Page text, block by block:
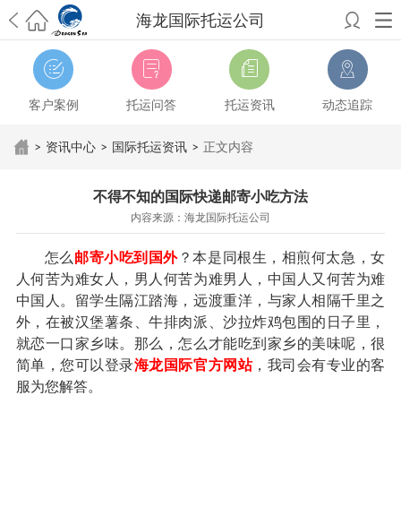
海龙国际托运公司
希望邮寄国际包裹顺利，从广州市国际快递邮寄到新西兰哪个公司好？
澳洲海运搬家回广州报关清关要怎么做？注意事项有哪些？
青岛市国际
搬家服务到美国，搬家公司有哪些搬家方案？大连市国际搬家服务到中
国台湾是一种怎样的体验？有人分享搬家经历吗？
从长沙市国际快递邮
寄到韩国有哪些国际快递方式？用哪种好？
法有哪些？具体怎么操作？ 国际搬家：家具海运到奥克兰怎么样能省
影响国际搬家吗？上海搬家到新西兰旺格雷有点不一样北京私人物品运
输到澳大利亚，移民如何跨国搬家？上海移民搬家到塞浦路斯，国际搬
从秦皇岛市托运到美国从重庆市托运到美国从上海市托运到澳大利亚
张家界市托运到美国 从厦门市托运到美国 从张家界市托运到美国 从南京
市搬家到加拿大从大连市搬家到英国从佛山市搬家到美国 从北京市搬家
到西班牙从广州市搬家到比利时从上海市搬家到意大利
客户案例 托运问答 托运资讯 动态追踪
> 资讯中心 > 国际托运资讯 > 正文内容
不得不知的国际快递邮寄小吃方法
内容来源：海龙国际托运公司
怎么 邮寄小吃到国外？本是同根生，相煎何太急，女
人何苦为难女人，男人何苦为难男人，中国人又何苦为难
中国人。留学生隔江踏海，远渡重洋，与家人相隔千里之
外，在被汉堡薯条、牛排肉派、沙拉炸鸡包围的日子里，
就恋一口家乡味。那么，怎么才能吃到家乡的美味呢，很
简单，您可以登录海龙国际官方网站，我司会有专业的客
服为您解答。